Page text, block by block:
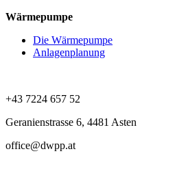
Wärmepumpe
Die Wärmepumpe
Anlagenplanung
+43 7224 657 52
Geranienstrasse 6, 4481 Asten
office@dwpp.at